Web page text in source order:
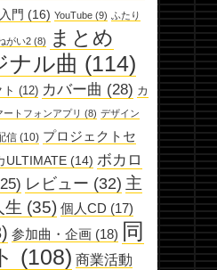
門 (16) YouTube (9) ふたり
がい2 (8)
まとめ
ナル曲 (114)
(12) カバー曲 (28) カ
ートフォンアプリ (8) デザイン
信 (10) プロジェクトセ
ULTIMATE (14) ボカロ
レビュー (32) 主
生 (35) 個人CD (17)
参加曲・企画 (18) 同
(108) 商業活動